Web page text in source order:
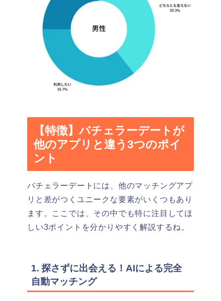
【特徴】バチェラーデートが
他のアプリと違う3つのポイ
ント
バチェラーデートには、他のマッチングアプ
リと差がつくユニークな要素がいくつもあり
ます。ここでは、その中でも特に注目してほ
しい3ポイントを分かりやすく解説するね。
1. 探さずに出会える！AIによる完全
自動マッチング